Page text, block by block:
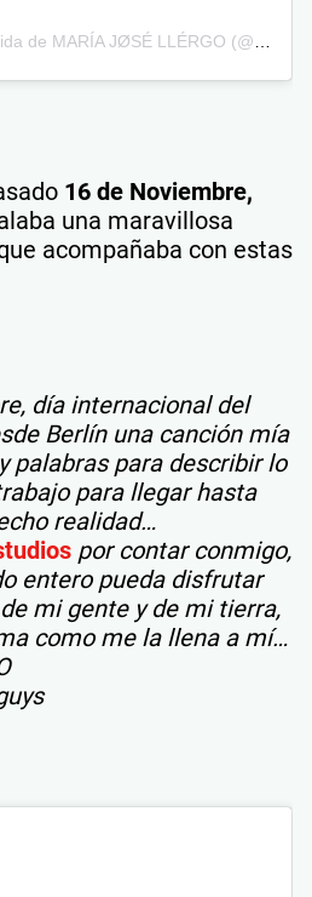
Una publicación compartida de MARÍA JØSÉ LLÉRGO (@mjllergo)
16 de Noviembre,
una maravillosa
acompañaba con estas
día internacional del
Berlín una canción mía
palabras para describir lo
para llegar hasta
realidad…
por contar conmigo,
entero pueda disfrutar
mi gente y de mi tierra,
como me la llena a mí…